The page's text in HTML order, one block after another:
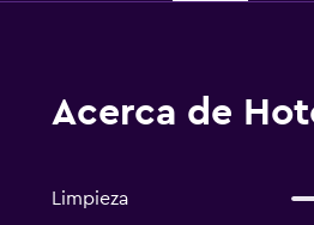
Acerca de
Limpieza